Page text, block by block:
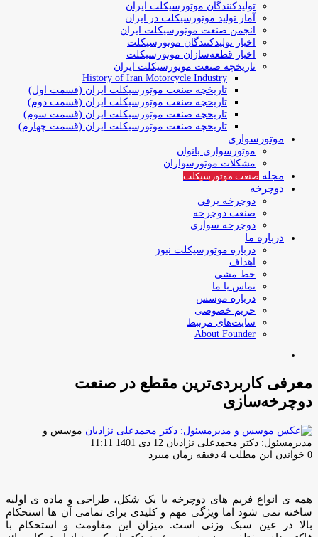
تولیدکنندگان موتورسیکلت ایران
آمار تولید موتورسیکلت در ایران
انجمن صنعت موتورسیکلت ایران
اخبار تولیدکنندگان موتورسیکلت
اخبار قطعه‌سازان موتورسیکلت
تاریخچه صنعت موتورسیکلت ایران
History of Iran Motorcycle Industry
تاریخچه صنعت موتورسیکلت ایران (قسمت اول)
تاریخچه صنعت موتورسیکلت ایران (قسمت دوم)
تاریخچه صنعت موتورسیکلت ایران (قسمت سوم)
تاریخچه صنعت موتورسیکلت ایران (قسمت چهارم)
موتورسواری
موتورسواری بانوان
مشکلات موتورسواران
مجله صنعت موتورسیکلت
دوچرخه
دوچرخه برقی
صنعت دوچرخه
دوچرخه سواری
درباره ما
درباره موتورسیکلت نیوز
اهداف
خط مشی
تماس با ما
درباره موسس
حریم خصوصی
سایت‌های مرتبط
About Founder
معرفی کاربردی‌ترین مقطع در صنعت
دوچرخه‌سازی
موسس و
مدیرمسئول: دکتر محمدعلی نژادیان ارسال
ایمیل
12 دی 1401 11:11
0 خواندن این مطلب 4 دقیقه زمان میبرد
همه ی انواع فریم های دوچرخه با یک شکل، طراحی و ماده ی اولیه
ساخته نمی شود اما ویژگی مهم و کلیدی برای تمامی آن ها استحکام
بالا در عین سبک وزنی است. میزان این مقاومت و استحکام با